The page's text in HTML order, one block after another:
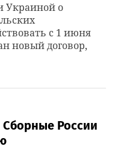
Украиной о
с 1 июня
новый договор,
Сборные России